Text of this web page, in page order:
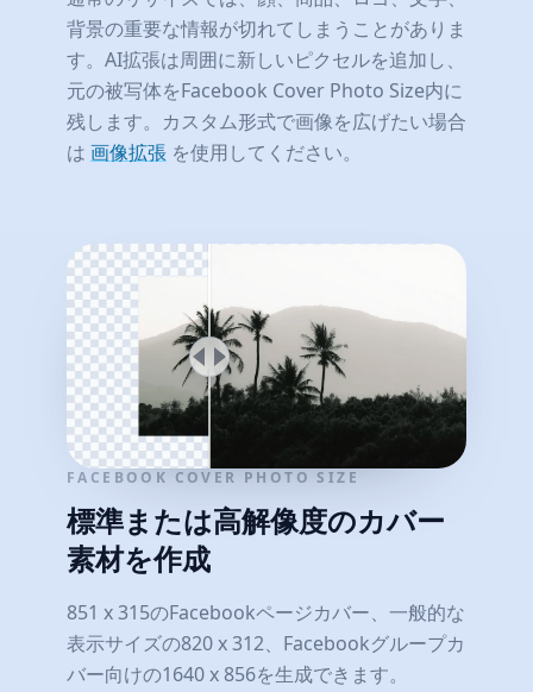
背景の重要な情報が切れてしまうことがありま
す。AI拡張は周囲に新しいピクセルを追加し、
元の被写体をFacebook Cover Photo Size内に
残します。カスタム形式で画像を広げたい場合
は 画像拡張 を使用してください。
FACEBOOK COVER PHOTO SIZE
標準または高解像度のカバー
素材を作成
851 x 315のFacebookページカバー、一般的な
表示サイズの820 x 312、Facebookグループカ
バー向けの1640 x 856を生成できます。